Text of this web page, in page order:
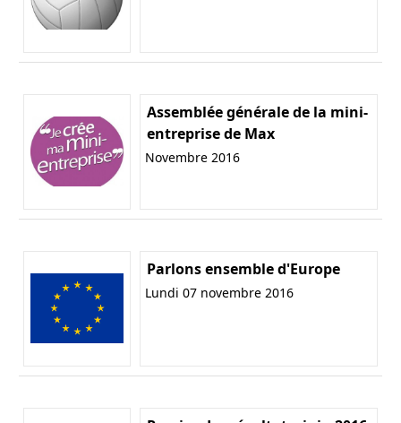
Assemblée générale de la mini-
entreprise de Max
Novembre 2016
Parlons ensemble d'Europe
Lundi 07 novembre 2016